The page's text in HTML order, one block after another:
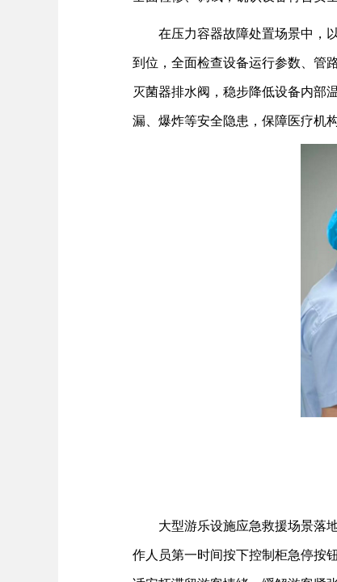
在压力容器故障处置场景中，
到位，全面检查设备运行参数、管
灭菌器排水阀，稳步降低设备内部
漏、爆炸等安全隐患，保障医疗机
大型游乐设施应急救援场景落
作人员第一时间按下控制柜急停按